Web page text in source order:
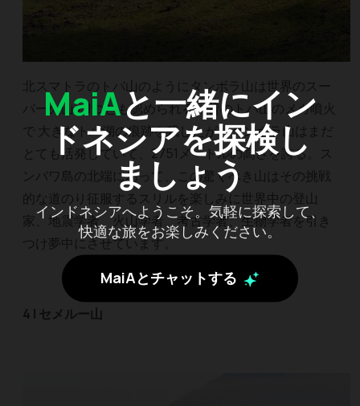
MaiAと一緒にイン
ドネシアを探検し
ましょう
インドネシアへようこそ。気軽に探索して、
快適な旅をお楽しみください。
MaiAとチャットする
北スマトラのトバ山のようにタンボラ山は世界のスー
パー火山の1つとも認められる。昔のトバ山のメガ噴火
で 大きなトバ湖の痕跡を残したが、タンボラ山はまだ
とても活発していて、2751メートルの高さを誇る。ス
ンバワ島の北端にあって、この驚くべき山はその挑戦
的な道のり征服するスリルを楽しみに世界中の登山
家、地震学者、火山学者、考古学者、生物学者を引き
つけ夢中にさせています。
4 | セメルー山